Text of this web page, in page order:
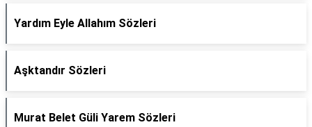
Yardım Eyle Allahım Sözleri
Aşktandır Sözleri
Murat Belet Güli Yarem Sözleri